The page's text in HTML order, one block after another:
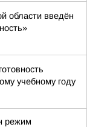
области введён
учебному году
режим